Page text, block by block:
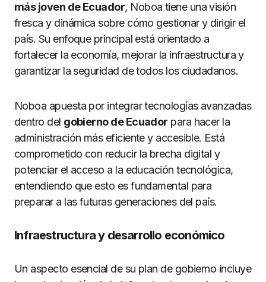
más joven de Ecuador, Noboa tiene una visión
fresca y dinámica sobre cómo gestionar y dirigir el
país. Su enfoque principal está orientado a
fortalecer la economía, mejorar la infraestructura y
garantizar la seguridad de todos los ciudadanos.
Noboa apuesta por integrar tecnologías avanzadas
dentro del gobierno de Ecuador para hacer la
administración más eficiente y accesible. Está
comprometido con reducir la brecha digital y
potenciar el acceso a la educación tecnológica,
entendiendo que esto es fundamental para
preparar a las futuras generaciones del país.
Infraestructura y desarrollo económico
Un aspecto esencial de su plan de gobierno incluye